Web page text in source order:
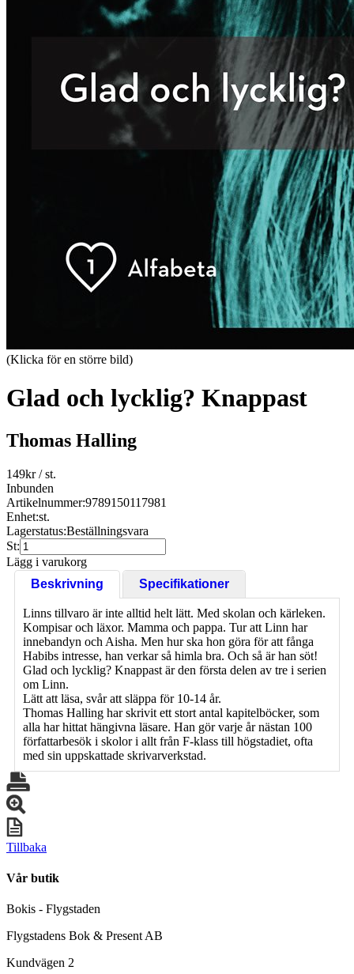
(Klicka för en större bild)
Glad och lycklig? Knappast
Thomas Halling
149kr/ st.
Inbunden
Artikelnummer:9789150117981
Enhet:st.
Lagerstatus:Beställningsvara
St:
Lägg i varukorg
Beskrivning
Specifikationer
Linns tillvaro är inte alltid helt lätt. Med skolan och kärleken.
Kompisar och läxor. Mamma och pappa. Tur att Linn har
innebandyn och Aisha. Men hur ska hon göra för att fånga
Habibs intresse, han verkar så himla bra. Och så är han söt!
Glad och lycklig? Knappast är den första delen av tre i serien
om Linn.
Lätt att läsa, svår att släppa för 10-14 år.
Thomas Halling har skrivit ett stort antal kapitelböcker, som
alla har hittat hängivna läsare. Han gör varje år nästan 100
författarbesök i skolor i allt från F-klass till högstadiet, ofta
med sin uppskattade skrivarverkstad.
Tillbaka
Vår butik
Bokis - Flygstaden
Flygstadens Bok & Present AB
Kundvägen 2